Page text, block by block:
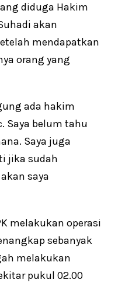
diduga Hakim
akan
mendapatkan
orang yang
ada hakim
Saya belum tahu
Saya juga
jika sudah
saya
melakukan operasi
sebanyak
melakukan
pukul 02.00